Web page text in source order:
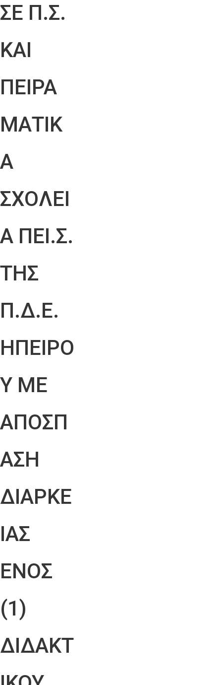
ΣΕ Π.Σ.
ΚΑΙ
ΠΕΙΡΑ
ΜΑΤΙΚ
Α
ΣΧΟΛΕΙ
Α ΠΕΙ.Σ.
ΤΗΣ
Π.Δ.Ε.
ΗΠΕΙΡΟ
Υ ΜΕ
ΑΠΟΣΠ
ΑΣΗ
ΔΙΑΡΚΕ
ΙΑΣ
ΕΝΟΣ
(1)
ΔΙΔΑΚΤ